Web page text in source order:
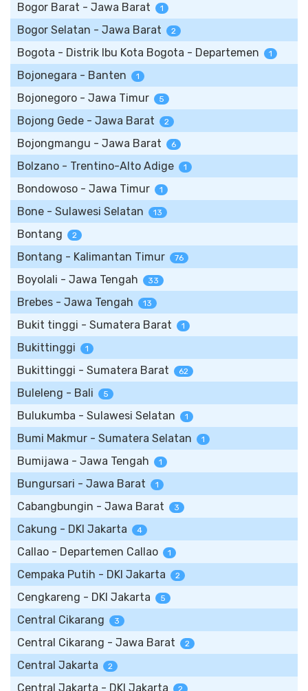
Bogor Barat - Jawa Barat 1
Bogor Selatan - Jawa Barat 2
Bogota - Distrik Ibu Kota Bogota - Departemen 1
Bojonegara - Banten 1
Bojonegoro - Jawa Timur 5
Bojong Gede - Jawa Barat 2
Bojongmangu - Jawa Barat 6
Bolzano - Trentino-Alto Adige 1
Bondowoso - Jawa Timur 1
Bone - Sulawesi Selatan 13
Bontang 2
Bontang - Kalimantan Timur 76
Boyolali - Jawa Tengah 33
Brebes - Jawa Tengah 13
Bukit tinggi - Sumatera Barat 1
Bukittinggi 1
Bukittinggi - Sumatera Barat 62
Buleleng - Bali 5
Bulukumba - Sulawesi Selatan 1
Bumi Makmur - Sumatera Selatan 1
Bumijawa - Jawa Tengah 1
Bungursari - Jawa Barat 1
Cabangbungin - Jawa Barat 3
Cakung - DKI Jakarta 4
Callao - Departemen Callao 1
Cempaka Putih - DKI Jakarta 2
Cengkareng - DKI Jakarta 5
Central Cikarang 3
Central Cikarang - Jawa Barat 2
Central Jakarta 2
Central Jakarta - DKI Jakarta 2